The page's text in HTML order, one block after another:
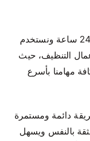
نوفر خدمة تنظيف منازل العديلية 24 ساعة ونستخدم
التنظيف، حيث
مهامنا بأسرع
دائمة ومستمرة
بالنفس ويسهل